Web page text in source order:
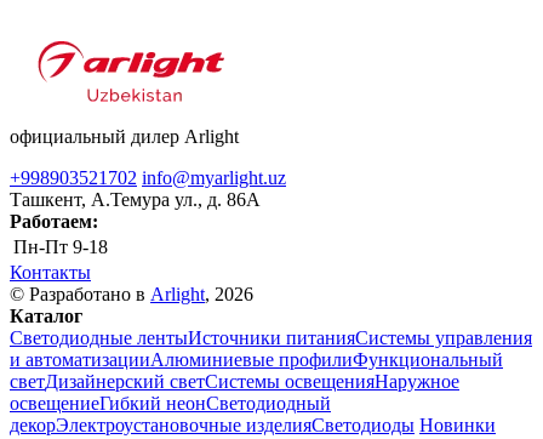
официальный дилер Arlight
+998903521702 info@myarlight.uz
Ташкент, А.Темура ул., д. 86А
Работаем:
Пн-Пт 9-18
Контакты
© Разработано в Arlight, 2026
Каталог
Светодиодные лентыИсточники питанияСистемы управления
и автоматизацииАлюминиевые профилиФункциональный
светДизайнерский светСистемы освещенияНаружное
освещениеГибкий неонСветодиодный
декорЭлектроустановочные изделияСветодиоды Новинки